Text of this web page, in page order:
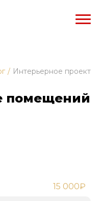
/ Интерьерное
помещений
15 000₽